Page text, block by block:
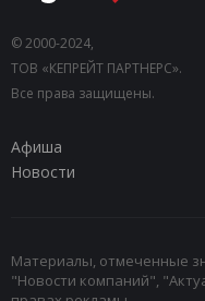
© 2000-2024,
ТОВ «КЕПРЕЙТ ПАРТНЕРС».
Все права защищены.
Афиша
Новости
Материалы, отмеченные
"Новости компаний",